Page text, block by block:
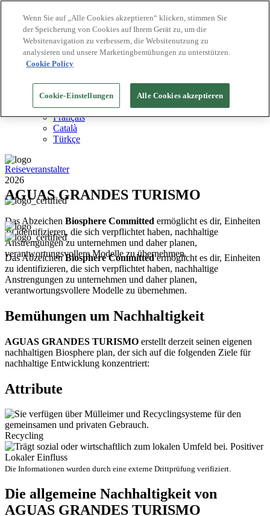
Biosphere Reiseziele
Biosphere Unternehmen
Wie wir bewerten
Über uns
English
Español
Português
Français
Català
Türkçe
2026
Das Abzeichen Biosphere Committed ermöglicht es dir, Einheiten
zu identifizieren, die sich verpflichtet haben, nachhaltige
Anstrengungen zu unternehmen und daher planen,
verantwortungsvollere Modelle zu übernehmen.
Reiseveranstalter
AGUAS GRANDES TURISMO
Das AbzeichenBiosphere Committedermöglicht es dir, Einheiten
zu identifizieren, die sich verpflichtet haben, nachhaltige
Anstrengungen zu unternehmen und daher planen,
verantwortungsvollere Modelle zu übernehmen.
Bemühungen um Nachhaltigkeit
AGUAS GRANDES TURISMO erstellt derzeit seinen eigenen
nachhaltigen Biosphere plan, der sich auf die folgenden Ziele für
nachhaltige Entwicklung konzentriert:
Attribute
Recycling
Positiver
Lokaler Einfluss
Die Informationen wurden durch eine externe Drittprüfung verifiziert.
Die allgemeine Nachhaltigkeit von
AGUAS GRANDES TURISMO
Wenn Sie auf „Alle Cookies akzeptieren“ klicken, stimmen Sie
der Speicherung von Cookies auf Ihrem Gerät zu, um die
Websitenavigation zu verbessern, die Websitenutzung zu
analysieren und unsere Marketingbemühungen zu unterstützen.
Cookie Policy
Cookie-Einstellungen Alle Cookies akzeptieren